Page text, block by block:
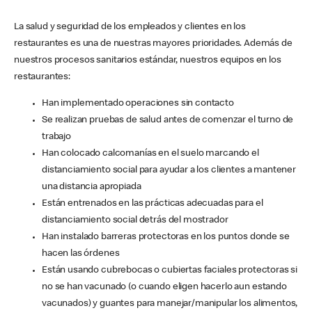
La salud y seguridad de los empleados y clientes en los
restaurantes es una de nuestras mayores prioridades. Además de
nuestros procesos sanitarios estándar, nuestros equipos en los
restaurantes:
Han implementado operaciones sin contacto
Se realizan pruebas de salud antes de comenzar el turno de
trabajo
Han colocado calcomanías en el suelo marcando el
distanciamiento social para ayudar a los clientes a mantener
una distancia apropiada
Están entrenados en las prácticas adecuadas para el
distanciamiento social detrás del mostrador
Han instalado barreras protectoras en los puntos donde se
hacen las órdenes
Están usando cubrebocas o cubiertas faciales protectoras si
no se han vacunado (o cuando eligen hacerlo aun estando
vacunados) y guantes para manejar/manipular los alimentos,